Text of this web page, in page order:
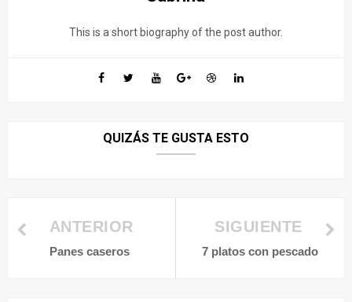
This is a short biography of the post author.
QUIZÁS TE GUSTA ESTO
SIGUIENTE
7 platos con pescado
ANTERIOR
Panes caseros